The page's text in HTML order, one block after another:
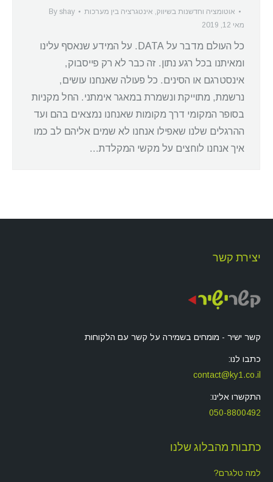
אוטומציה וחדשנות בשיווק, אינטגרציה בין מערכות By shay
מאי 12, 2019
כל העולם מדבר על DATA. על המידע שנאסף עלינו
ומאיתנו בכל רגע נתון. זה כבר לא רק פייסבוק,
אינסטרגם או הסינים. כל פעולה שאנחנו עושים,
נרשמת, מתוייקת ונשמרת במאגר אימתני. החל מקניות
בסופר המקומי דרך מקומות שאנחנו נמצאים בהם ועד
ההרגלים שלנו שאפילו אנחנו לא שמים אליהם לב כמו
איך אנחנו לוחצים על מקשי המקלדת…
יצירת קשר
קשר ישיר - מומחים בשמירה על קשר עם הלקוחות
כתבו לנו:
contact@ky1.co.il
התקשרו אלינו:
050-8800492
כתבות מהבלוג שלנו
למה טלגרם?